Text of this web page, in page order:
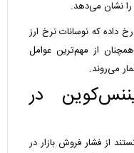
داده که نوسانات نرخ ارز
از مهم‌ترین عوامل
می‌روند.
در
از فشار فروش بازار در